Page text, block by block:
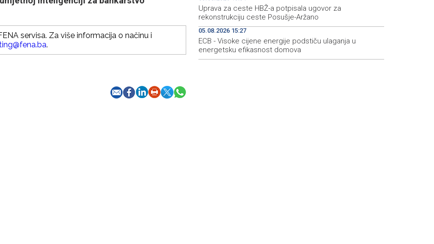
servisa. Za više informacija o načinu i
.
Uprava za ceste HBŽ-a potpisala ugovor za
rekonstrukciju ceste Posušje-Aržano
05.08.2026 15:27
ECB - Visoke cijene energije podstiču ulaganja u
energetsku efikasnost domova